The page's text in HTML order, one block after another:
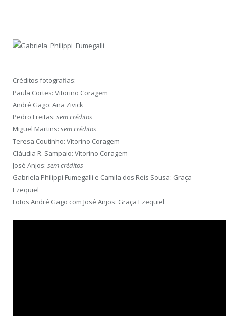
Créditos fotografias:
Paula Cortes: Vitorino Coragem
André Gago: Ana Zivick
Pedro Freitas: sem créditos
Miguel Martins: sem créditos
Teresa Coutinho: Vitorino Coragem
Cláudia R. Sampaio: Vitorino Coragem
José Anjos: sem créditos
Gabriela Philippi Fumegalli e Camila dos Reis Sousa: Graça
Ezequiel
Fotos André Gago com José Anjos: Graça Ezequiel